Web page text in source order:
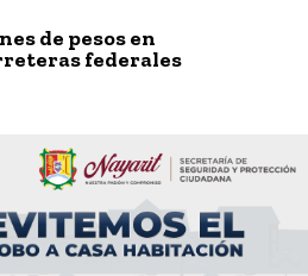
de pesos en
federales